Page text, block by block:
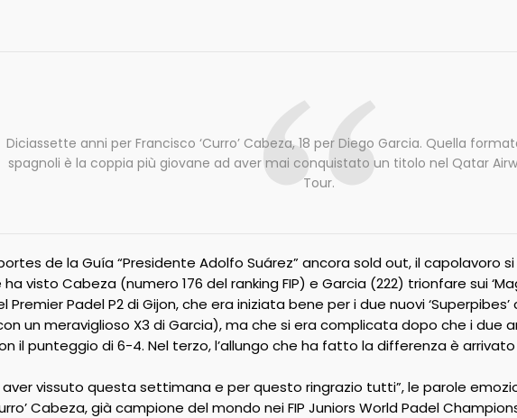
Diciassette anni per Francisco ‘Curro’ Cabeza, 18 per Diego Garcia. Quella
spagnoli è la coppia più giovane ad aver mai conquistato un titolo nel Qatar
Tour.
de la Guía “Presidente Adolfo Suárez” ancora sold out, il capolavoro
visto Cabeza (numero 176 del ranking FIP) e Garcia (222) trionfare sui
Premier Padel P2 di Gijon, che era iniziata bene per i due nuovi
un meraviglioso X3 di Garcia), ma che si era complicata dopo che i due
il punteggio di 6-4. Nel terzo, l’allungo che ha fatto la differenza è
aver vissuto questa settimana e per questo ringrazio tutti”, le parole
Cabeza, già campione del mondo nei FIP Juniors World Padel